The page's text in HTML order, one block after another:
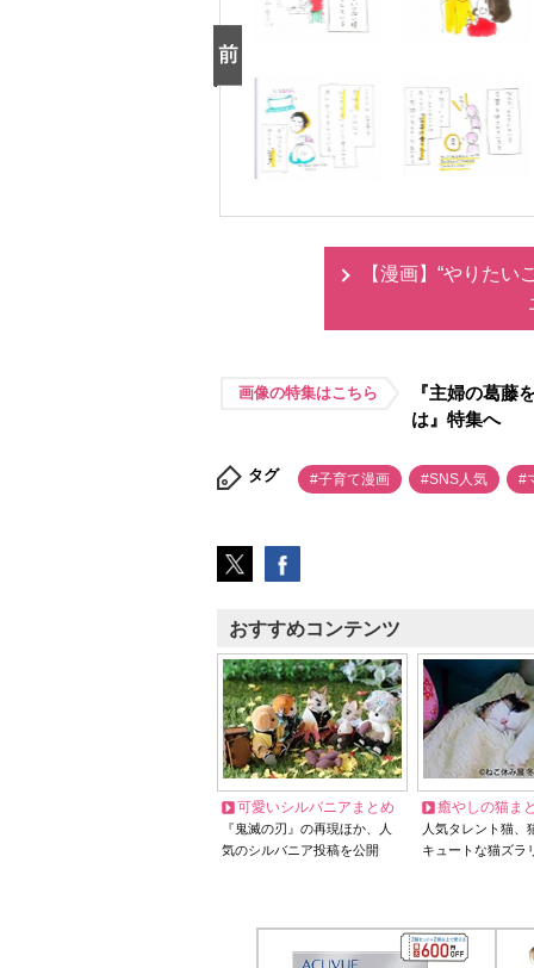
【漫画】“やりた
画像の特集はこちら
『主婦の葛
は』特集へ
タグ #子育て漫画 #SNS人気 #
おすすめコンテンツ
可愛いシルバニアまとめ
『鬼滅の刃』の再現ほか、人
気のシルバニア投稿を公開
癒やしの猫ま
人気タレント猫
キュートな猫ズラ